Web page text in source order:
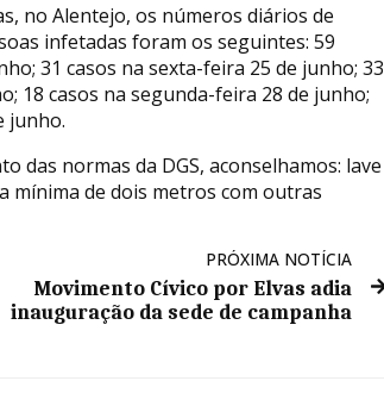
no Alentejo, os números diários de
infetadas foram os seguintes: 59
31 casos na sexta-feira 25 de junho; 33
18 casos na segunda-feira 28 de junho;
junho.
das normas da DGS, aconselhamos: lave
mínima de dois metros com outras
PRÓXIMA NOTÍCIA
Movimento Cívico por Elvas adia
inauguração da sede de campanha